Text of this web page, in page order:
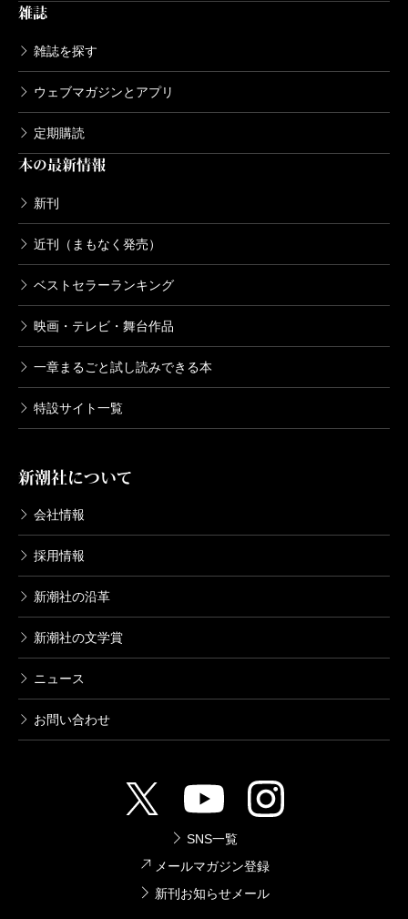
雑誌
雑誌を探す
ウェブマガジンとアプリ
定期購読
本の最新情報
新刊
近刊（まもなく発売）
ベストセラーランキング
映画・テレビ・舞台作品
一章まるごと試し読みできる本
特設サイト一覧
新潮社について
会社情報
採用情報
新潮社の沿革
新潮社の文学賞
ニュース
お問い合わせ
SNS一覧
メールマガジン登録
新刊お知らせメール